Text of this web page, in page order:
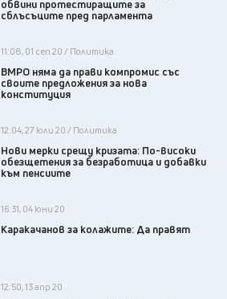
обвини протестиращите за
сблъсъците пред парламента
11:08, 01 сеп 20 / Политика
ВМРО няма да прави компромис със
своите предложения за нова
конституция
12:04, 27 юли 20 / Политика
Нови мерки срещу кризата: По-високи
обезщетения за безработица и добавки
към пенсиите
16:31, 04 юни 20
Каракачанов за колажите: Да правят
12:50, 13 апр 20